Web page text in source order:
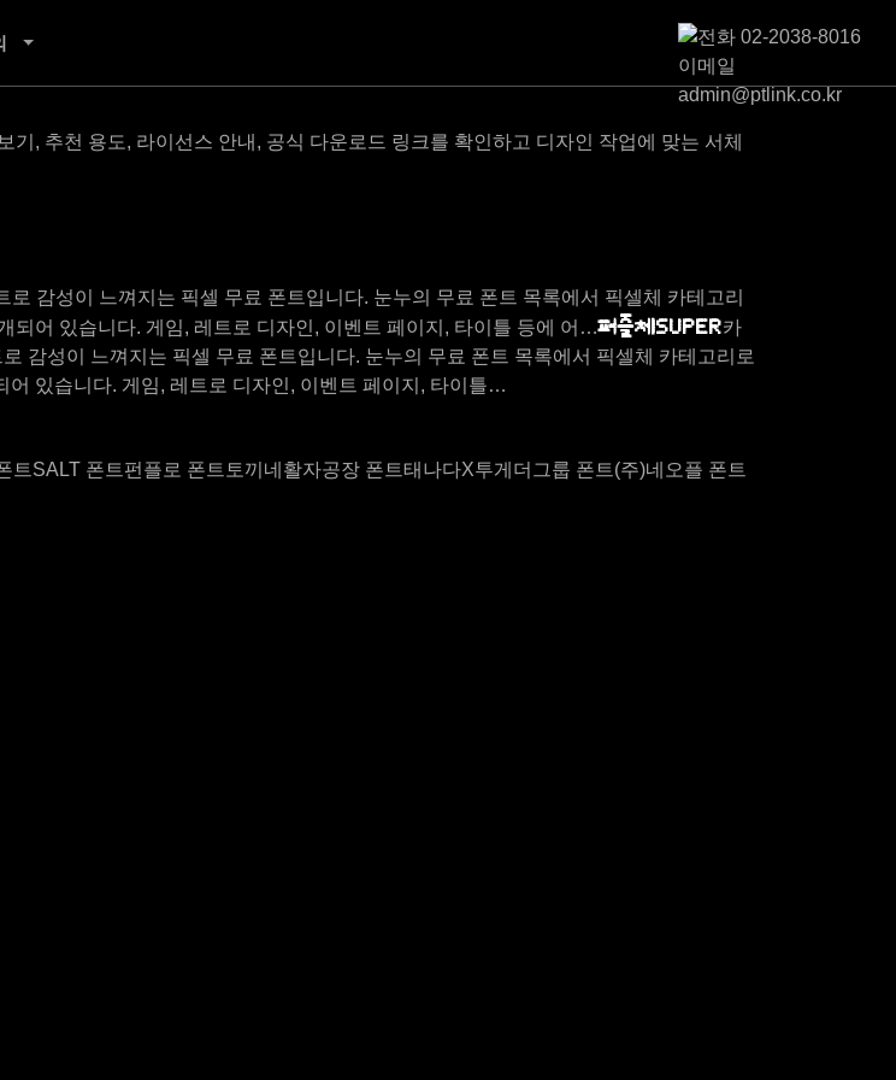
, 추천 용도, 라이선스 안내, 공식 다운로드 링크를 확인하고 디자인 작업에 맞는 서체
감성이 느껴지는 픽셀 무료 폰트입니다. 눈누의 무료 폰트 목록에서 픽셀체 카테고리
되어 있습니다. 게임, 레트로 디자인, 이벤트 페이지, 타이틀 등에 어…퍼즐체SUPER카
감성이 느껴지는 픽셀 무료 폰트입니다. 눈누의 무료 폰트 목록에서 픽셀체 카테고리로
있습니다. 게임, 레트로 디자인, 이벤트 페이지, 타이틀…
트 SALT 폰트 펀플로 폰트 토끼네활자공장 폰트태나다X투게더그룹 폰트 (주)네오플 폰트